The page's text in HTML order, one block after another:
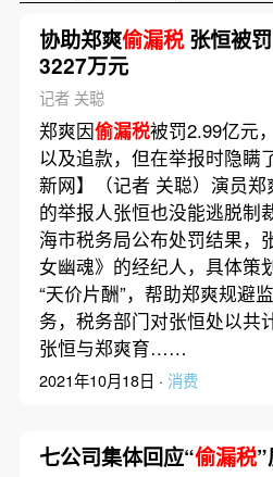
协助郑爽偷漏税张恒被罚
3227万元
记者 关聪
郑爽因偷漏税被罚2.99亿元
以及追款，但在举报时隐
新网】（记者 关聪）演员郑
的举报人张恒也没能逃脱制
海市税务局公布处罚结果，
女幽魂》的经纪人，具体策
“天价片酬”，帮助郑爽规避
务，税务部门对张恒处以共
张恒与郑爽育……
2021年10月18日 · 消费
七公司集体回应“偷漏税”